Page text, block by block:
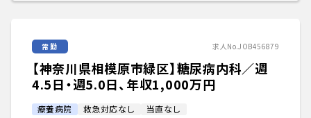
常勤 求人No.JOB456879
【神奈川県相模原市緑区】糖尿病内科／週
4.5日・週5.0日、年収1,000万円
療養病院 救急対応なし 当直なし